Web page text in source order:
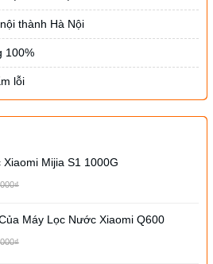
thành Hà Nội
100%
lỗi
Mijia S1 1000G
Máy Lọc Nước Xiaomi Q600